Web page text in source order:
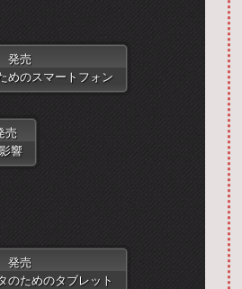
фотошоп
発売
めのスマートフォン
売
響
発売
のためのタブレット